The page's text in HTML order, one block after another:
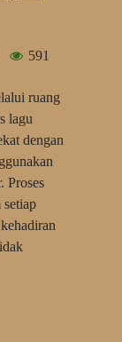
591
ruang
lagu
dengan
Proses